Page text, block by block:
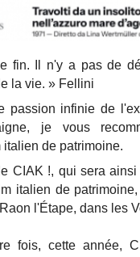
fin. Il n'y a pas de
la vie. » Fellini
passion infinie de
je vous
de patrimoine.
CIAK !, qui sera
italien de
l'Étape, dans les
fois, cette année,